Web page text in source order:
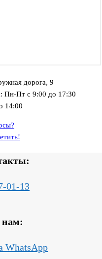
дорога, 9
Пн-Пт с 9:00 до 17:30
14:00
01-13
WhatsApp